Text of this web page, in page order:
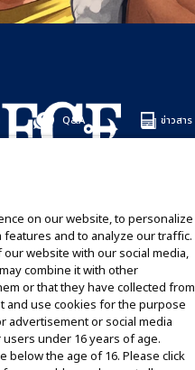
Q&A ข่าวสาร
ENTRANCE
Toei Animation
on our website, to personalize
and to analyze our traffic.
website with our social media,
combine it with other
or that they have collected from
and use cookies for the purpose
or social media
under 16 years of age.
below the age of 16. Please click